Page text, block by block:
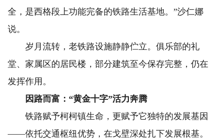
全，是西格段上功能完备的铁路生活基地。”沙仁娜
说。
岁月流转，老铁路设施静静伫立。俱乐部的礼
堂、家属区的居民楼，部分建筑至今保存完整，仍在
发挥作用。
因路而富：“黄金十字”活力奔腾
铁路赋予柯柯镇生命，更赋予它独特的发展基因
——依托交通枢纽优势，在戈壁深处扎下发展根基。